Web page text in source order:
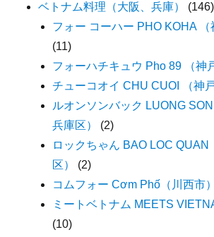
ベトナム料理（大阪、兵庫）
(146)
フォー コーハー PHO KOHA （
(11)
フォーハチキュウ Pho 89 （神
チューコオイ CHU CUOI （神
ルオンソンバック LUONG
兵庫区）
(2)
ロックちゃん BAO LOC QUAN
区）
(2)
コムフォー Cơm Phố（川西市）
ミートベトナム MEETS
(10)